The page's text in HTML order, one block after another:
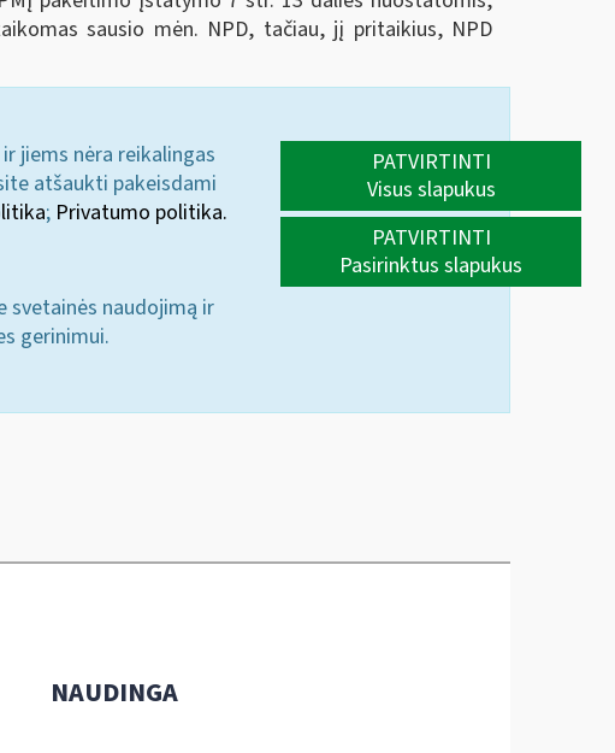
sausio mėn. NPD, tačiau, jį pritaikius, NPD
jiems nėra reikalingas
atšaukti pakeisdami
; Privatumo politika.
svetainės naudojimą ir
gerinimui.
PATVIRTINTI
Visus slapukus
PATVIRTINTI
Pasirinktus slapukus
NAUDINGA